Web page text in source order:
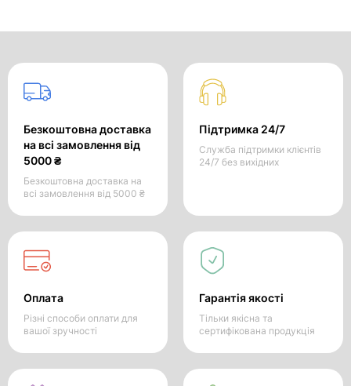
Безкоштовна доставка
на всі замовлення від
5000 ₴
Безкоштовна доставка на
всі замовлення від 5000 ₴
Підтримка 24/7
Служба підтримки клієнтів
24/7 без вихідних
Оплата
Різні способи оплати для
вашої зручності
Гарантія якості
Тільки якісна та
сертифікована продукція